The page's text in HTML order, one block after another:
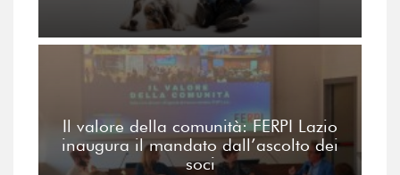
Il valore della comunità: FERPI Lazio
inaugura il mandato dall’ascolto dei
soci